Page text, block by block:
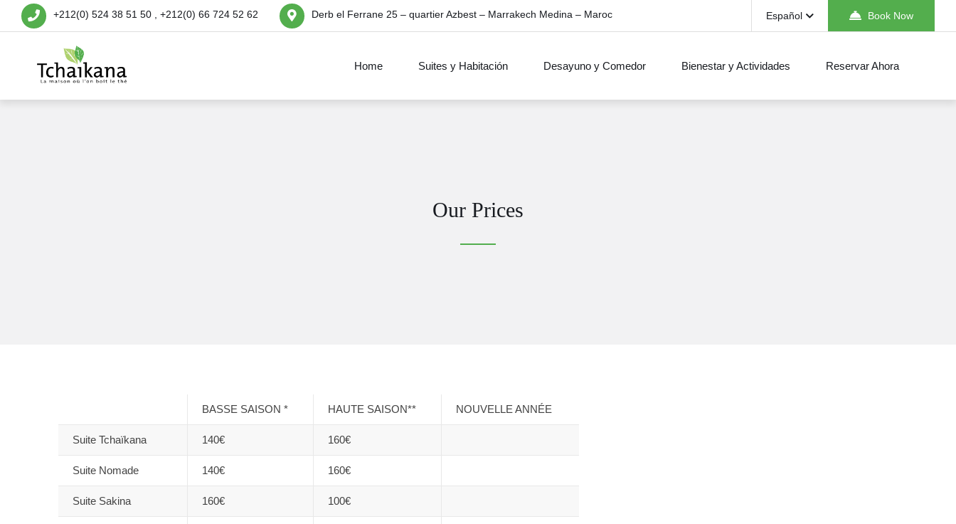
+212(0) 524 38 51 50 , +212(0) 66 724 52 62 Derb el Ferrane 25 – quartier Azbest – Marrakech Medina – Maroc Español Book Now
Home Suites y Habitación Desayuno y Comedor Bienestar y Actividades Reservar Ahora
Our Prices
BASSE SAISON * HAUTE SAISON** NOUVELLE ANNÉE
Suite Tchaïkana 140€ 160€
Suite Nomade 140€ 160€
Suite Sakina 160€ 100€